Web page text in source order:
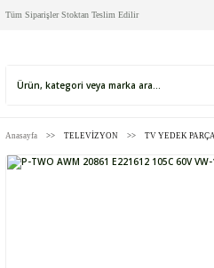
Tüm Siparişler Stoktan Teslim Edilir
Anasayfa TELEVİZYON TV YEDEK